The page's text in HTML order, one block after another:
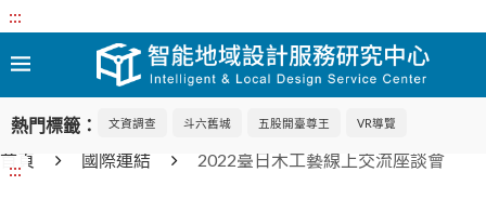
:::
熱門標籤： 文資調查 斗六舊城 五股開臺尊王 VR導覽
:::
首頁 國際連結 2022臺日木工藝線上交流座談會